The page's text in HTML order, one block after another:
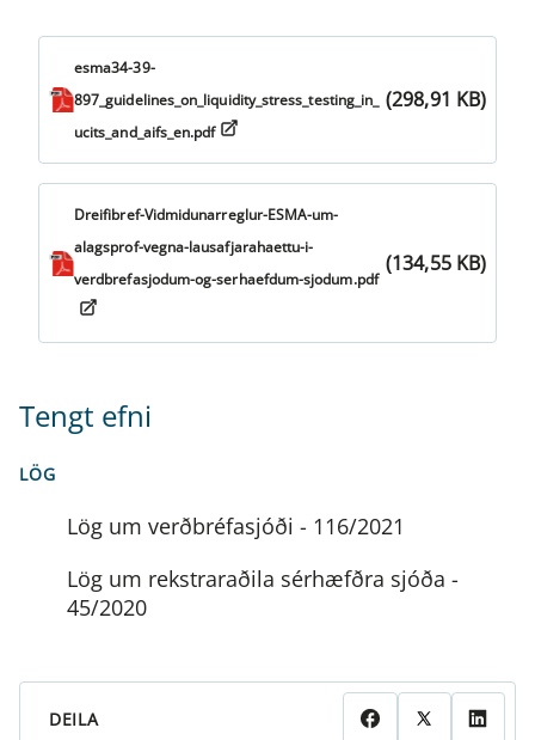
esma34-39-
897_guidelines_on_liquidity_stress_testing_in_
ucits_and_aifs_en.pdf
(298,91 KB)
Dreifibref-Vidmidunarreglur-ESMA-um-
alagsprof-vegna-lausafjarahaettu-i-
verdbrefasjodum-og-serhaefdum-sjodum.pdf
(134,55 KB)
Tengt efni
LÖG
Lög um verðbréfasjóði - 116/2021
Lög um rekstraraðila sérhæfðra sjóða -
45/2020
DEILA